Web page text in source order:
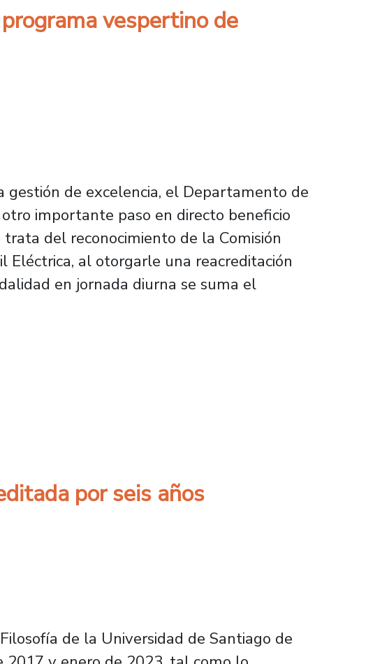
vespertino de
gestión de excelencia, el Departamento de
importante paso en directo beneficio
del reconocimiento de la Comisión
Eléctrica, al otorgarle una reacreditación
en jornada diurna se suma el
vespertino de prosecución
por seis años
de la Universidad de Santiago de